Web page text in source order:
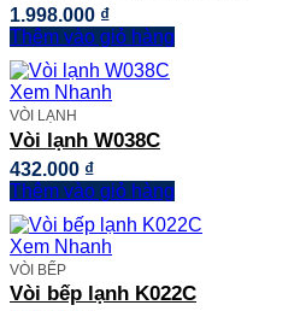
1.998.000 ₫
Thêm vào giỏ hàng
Xem Nhanh
VÒI LẠNH
Vòi lạnh W038C
432.000 ₫
Thêm vào giỏ hàng
Xem Nhanh
VÒI BẾP
Vòi bếp lạnh K022C